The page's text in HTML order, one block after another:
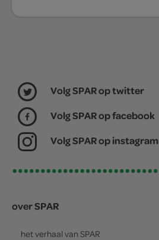
Volg SPAR op twitter
Volg SPAR op facebook
Volg SPAR op instagram
over SPAR
het verhaal van SPAR